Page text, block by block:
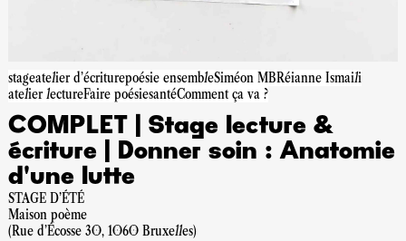
stageatelier d'écriturepoésie ensembleSiméon MBRéianne Ismaili
atelier lectureFaire poésiesantéComment ça va ?
COMPLET | Stage lecture &
écriture | Donner soin : Anatomie
d'une lutte
STAGE D'ÉTÉ
Maison poème
(Rue d'Écosse 30, 1060 Bruxelles)